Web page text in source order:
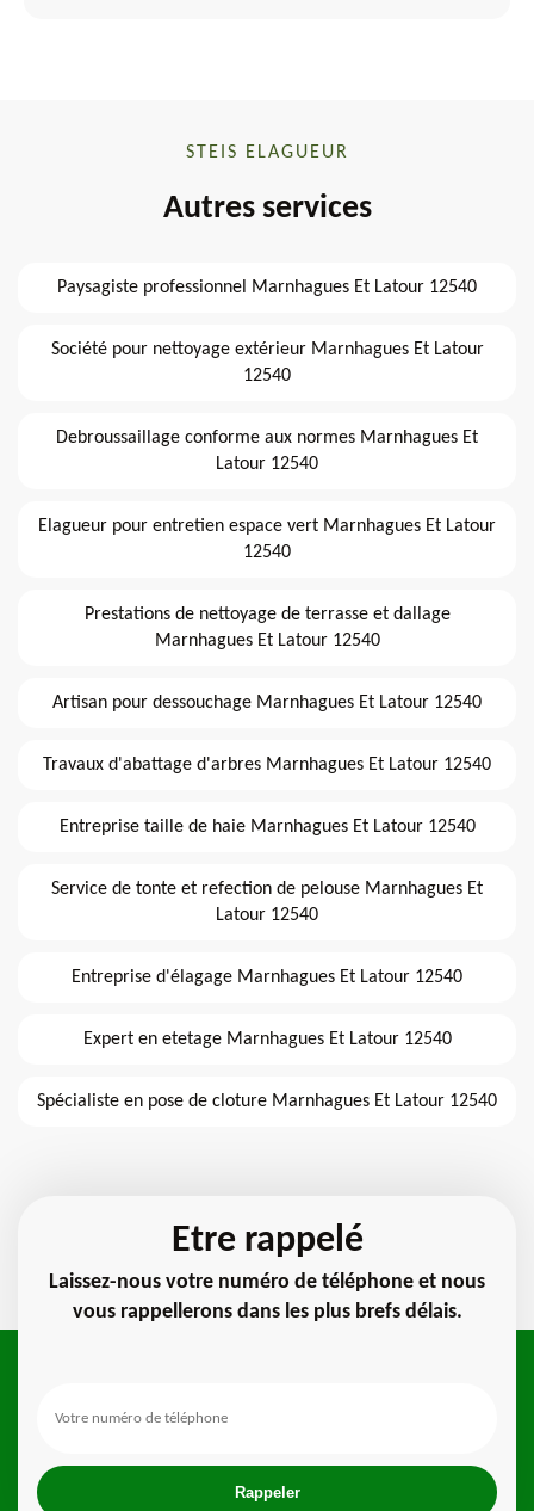
STEIS ELAGUEUR
Autres services
Paysagiste professionnel Marnhagues Et Latour 12540
Société pour nettoyage extérieur Marnhagues Et Latour
12540
Debroussaillage conforme aux normes Marnhagues Et
Latour 12540
Elagueur pour entretien espace vert Marnhagues Et Latour
12540
Prestations de nettoyage de terrasse et dallage
Marnhagues Et Latour 12540
Artisan pour dessouchage Marnhagues Et Latour 12540
Travaux d'abattage d'arbres Marnhagues Et Latour 12540
Entreprise taille de haie Marnhagues Et Latour 12540
Service de tonte et refection de pelouse Marnhagues Et
Latour 12540
Entreprise d'élagage Marnhagues Et Latour 12540
Expert en etetage Marnhagues Et Latour 12540
Spécialiste en pose de cloture Marnhagues Et Latour 12540
Etre rappelé
Laissez-nous votre numéro de téléphone et nous
vous rappellerons dans les plus brefs délais.